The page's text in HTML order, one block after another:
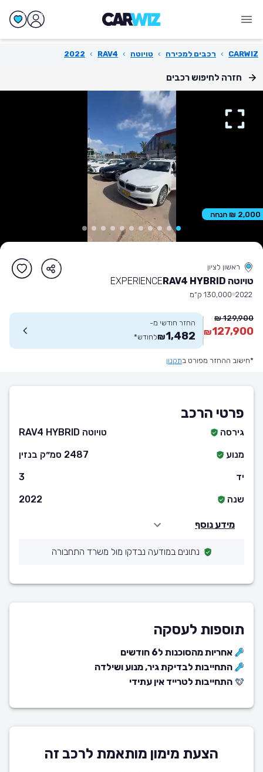
CARWIZ
› רכבים למכירה › טויוטה ›
RAV4
›
2022
חזרה לחיפוש רכבים
2,000 ₪ הנחה
ראשון לציון
טויוטה RAV4 HYBRID EXPERIENCE
2022 130,000 ק״מ
129,900 ₪
127,900
₪
החזר חודשי מ-
1,482
₪לחודש*
*חישוב ההחזר מפורט בתקנון
פרטי הרכב
גירסה
טויוטה RAV4 HYBRID
מנוע
2487 סמ״ק בנזין
יד
3
שנה
2022
מידע נוסף
נתונים במודעה נבדקו מול משרד התחבורה
תוספות לעסקה
אחריות מהסוכנות ל6 חודשים
התחייבות לבדיקת גיר, מנוע ושילדה
התחייבות לטרייד אין עתידי
הצעת מימון מותאמת לרכב זה